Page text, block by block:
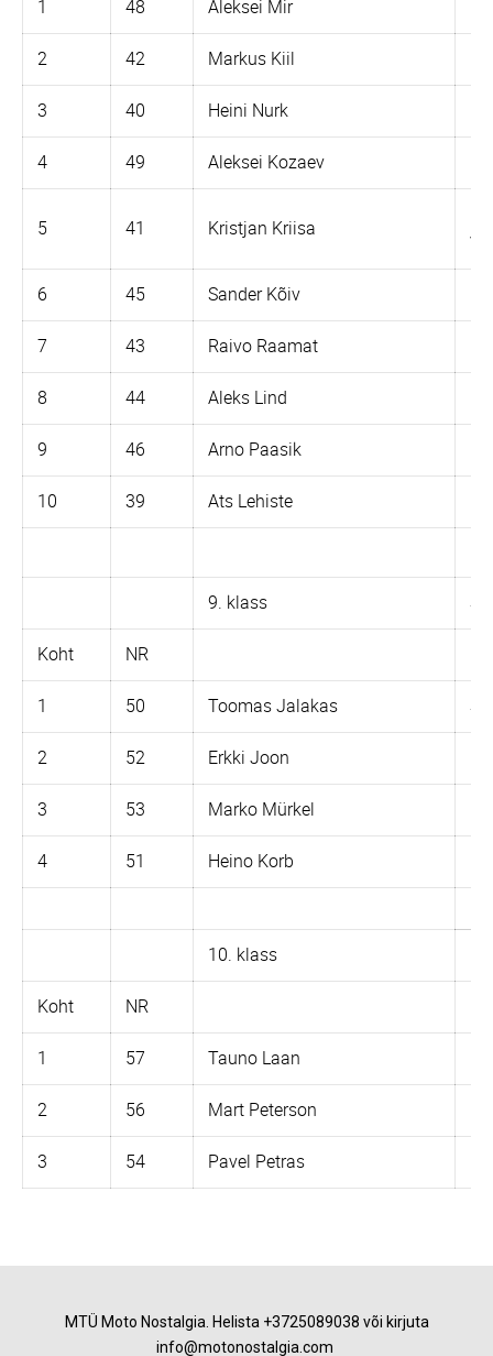
1 48 Aleksei Mir
2 42 Markus Kiil
3 40 Heini Nurk
4 49 Aleksei Kozaev
5 41 Kristjan Kriisa
6 45 Sander Kõiv
7 43 Raivo Raamat
8 44 Aleks Lind
9 46 Arno Paasik
10 39 Ats Lehiste
9. klass
Koht NR
1 50 Toomas Jalakas
2 52 Erkki Joon
3 53 Marko Mürkel
4 51 Heino Korb
10. klass
Koht NR
1 57 Tauno Laan
2 56 Mart Peterson
3 54 Pavel Petras
MTÜ Moto Nostalgia. Helista +3725089038 või kirjuta
info@motonostalgia.com